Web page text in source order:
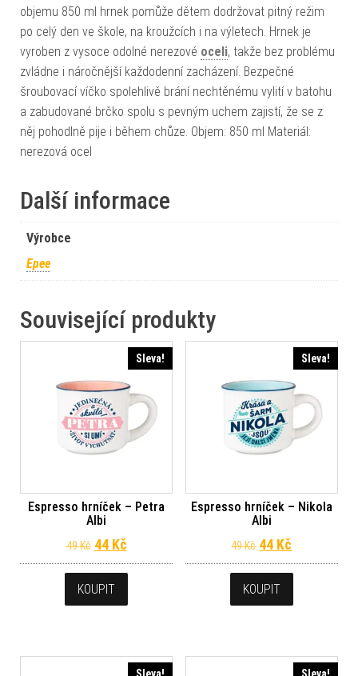
objemu 850 ml hrnek pomůže dětem dodržovat pitný režim
po celý den ve škole, na kroužcích i na výletech. Hrnek je
vyroben z vysoce odolné nerezové oceli, takže bez problému
zvládne i náročnější každodenní zacházení. Bezpečné
šroubovací víčko spolehlivě brání nechtěnému vylití v batohu
a zabudované brčko spolu s pevným uchem zajistí, že se z
něj pohodlně pije i během chůze. Objem: 850 ml Materiál:
nerezová ocel
Další informace
Výrobce
Epee
Související produkty
Sleva!
Espresso hrníček – Petra
Albi
49Kč Původní cena byla: 49 Kč.
44 KčAktuální cena je: 44 Kč.
KOUPIT
Sleva!
Espresso hrníček – Nikola
Albi
49Kč Původní cena
44 Kč
KOUPIT